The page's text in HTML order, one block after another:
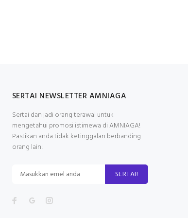
SERTAI NEWSLETTER AMNIAGA
Sertai dan jadi orang terawal untuk
mengetahui promosi istimewa di AMNIAGA!
Pastikan anda tidak ketinggalan berbanding
orang lain!
SERTAI!